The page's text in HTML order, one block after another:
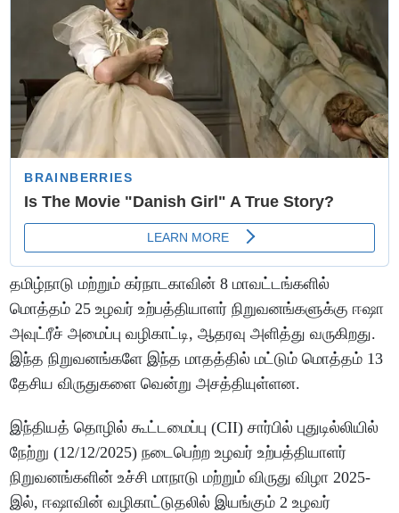
தமிழ்நாடு மற்றும் கர்நாடகாவின் 8 மாவட்டங்களில்
மொத்தம் 25 உழவர் உற்பத்தியாளர் நிறுவனங்களுக்கு ஈஷா
அவுட்ரீச் அமைப்பு வழிகாட்டி, ஆதரவு அளித்து வருகிறது.
இந்த நிறுவனங்களே இந்த மாதத்தில் மட்டும் மொத்தம் 13
தேசிய விருதுகளை வென்று அசத்தியுள்ளன.
இந்தியத் தொழில் கூட்டமைப்பு (CII) சார்பில் புதுடில்லியில்
நேற்று (12/12/2025) நடைபெற்ற உழவர் உற்பத்தியாளர்
நிறுவனங்களின் உச்சி மாநாடு மற்றும் விருது விழா 2025-
இல், ஈஷாவின் வழிகாட்டுதலில் இயங்கும் 2 உழவர்